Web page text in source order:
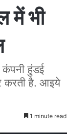
भी
कंपनी हुंडई
करती है. आइये
1 minute read